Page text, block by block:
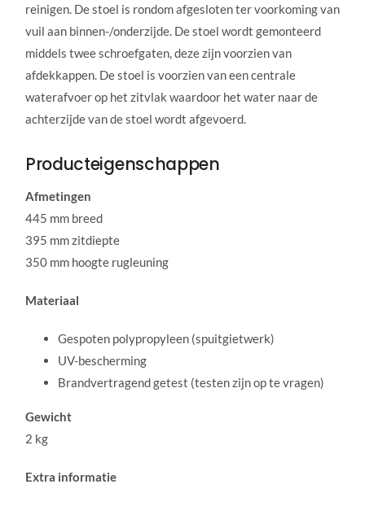
reinigen. De stoel is rondom afgesloten ter voorkoming van
vuil aan binnen-/onderzijde. De stoel wordt gemonteerd
middels twee schroefgaten, deze zijn voorzien van
afdekkappen. De stoel is voorzien van een centrale
waterafvoer op het zitvlak waardoor het water naar de
achterzijde van de stoel wordt afgevoerd.
Producteigenschappen
Afmetingen
445 mm breed
395 mm zitdiepte
350 mm hoogte rugleuning
Materiaal
Gespoten polypropyleen (spuitgietwerk)
UV-bescherming
Brandvertragend getest (testen zijn op te vragen)
Gewicht
2 kg
Extra informatie